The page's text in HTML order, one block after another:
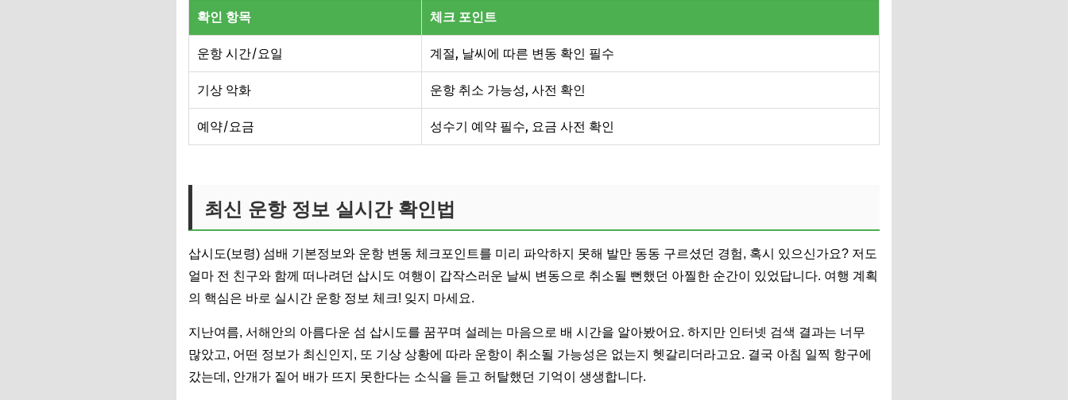
확인 항목 체크 포인트
운항 시간/요일 계절, 날씨에 따른 변동 확인 필수
기상 악화 운항 취소 가능성, 사전 확인
예약/요금 성수기 예약 필수, 요금 사전 확인
최신 운항 정보 실시간 확인법
삽시도(보령) 섬배 기본정보와 운항 변동 체크포인트를 미리 파악하지 못해 발만 동동 구르셨던 경험, 혹시 있으신가요? 저도
얼마 전 친구와 함께 떠나려던 삽시도 여행이 갑작스러운 날씨 변동으로 취소될 뻔했던 아찔한 순간이 있었답니다. 여행 계획
의 핵심은 바로 실시간 운항 정보 체크! 잊지 마세요.
지난여름, 서해안의 아름다운 섬 삽시도를 꿈꾸며 설레는 마음으로 배 시간을 알아봤어요. 하지만 인터넷 검색 결과는 너무
많았고, 어떤 정보가 최신인지, 또 기상 상황에 따라 운항이 취소될 가능성은 없는지 헷갈리더라고요. 결국 아침 일찍 항구에
갔는데, 안개가 짙어 배가 뜨지 못한다는 소식을 듣고 허탈했던 기억이 생생합니다.